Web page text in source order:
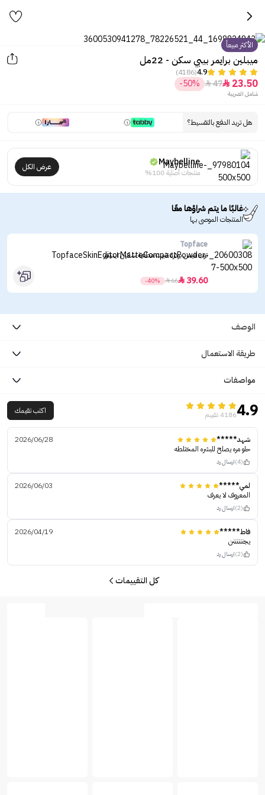
الأكثر مبيعاً
ميبلين برايمر بيبي سكن - 22مل
4.9
(4186)
23.50

47

-50%
شامل الضريبة
هل تريد الدفع بالتقسيط؟
Maybelline
منتجات أصلية 100%
عرض الكل
غالبًا ما يتم شراؤها معًا
المنتجات الموصى بها
Topface
توب فيس بودرة تثبيت مطفية سكين ايديتور
39.60

66

-40%
الوصف
طريقة الاستعمال
مواصفات
4.94186 تقييم اكتب تقيمك
شهد*****
2026/06/28
حلو مره يصلح للبشره المختلطه
(4) ارسال رد
لمي*****
2026/06/03
المعروف لا يعرف
(2) ارسال رد
فاط*****
2026/04/19
يجننننننن
(2) ارسال رد
كل التقييمات